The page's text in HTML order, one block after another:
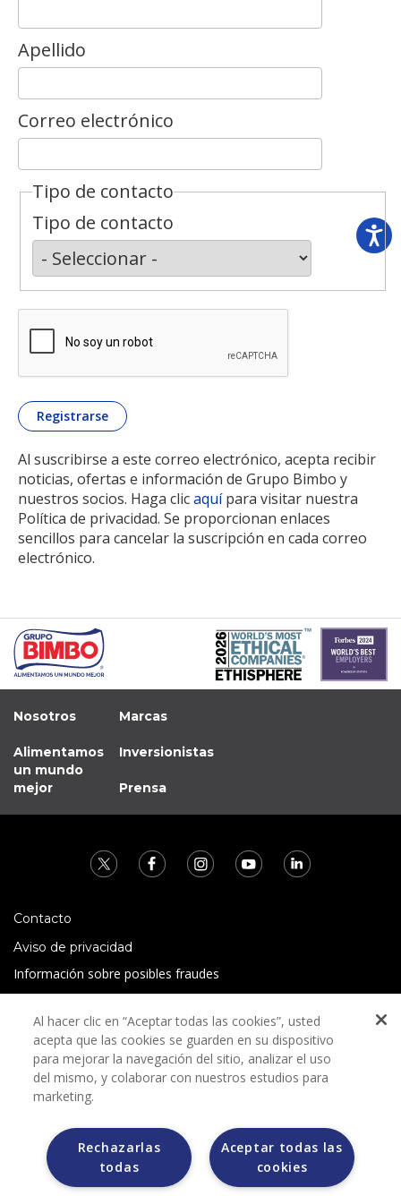
Apellido
Correo electrónico
Tipo de contacto
Tipo de contacto
Al suscribirse a este correo electrónico, acepta recibir
noticias, ofertas e información de Grupo Bimbo y
nuestros socios. Haga clicaquípara visitar nuestra
Política de privacidad. Se proporcionan enlaces
sencillos para cancelar la suscripción en cada correo
electrónico.
Nosotros
Alimentamos
un mundo
mejor
Marcas
Inversionistas
Prensa
Contacto
Aviso de privacidad
Información sobre posibles fraudes
Términos y condiciones
Grupo Bimbo no solicita ningún tipo de pago durante el
proceso de selección.
Al hacer clic en “Aceptar todas las cookies”, usted
acepta que las cookies se guarden en su dispositivo
para mejorar la navegación del sitio, analizar el uso
del mismo, y colaborar con nuestros estudios para
marketing.
Aceptar todas las
cookies
Rechazarlas
todas